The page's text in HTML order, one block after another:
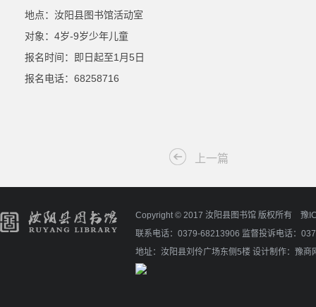
地点：汝阳县图书馆活动室
对象：4岁-9岁少年儿童
报名时间：即日起至1月5日
报名电话：68258716
上一篇
Copyright © 2017 汝阳县图书馆 版权所有 豫
联系电话：0379-68213906 监督投诉电话：
地址：汝阳县刘伶广场东侧5楼 设计制作： 豫商